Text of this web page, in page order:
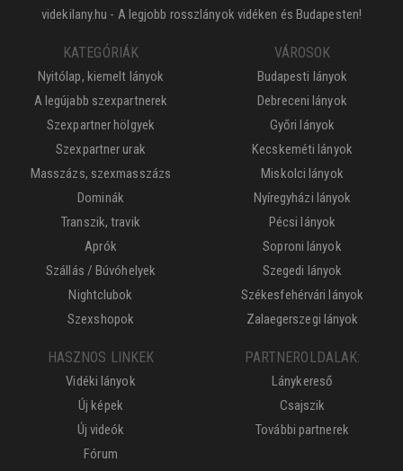
videkilany.hu - A legjobb rosszlányok vidéken és Budapesten!
KATEGÓRIÁK
Nyitólap, kiemelt lányok
A legújabb szexpartnerek
Szexpartner hölgyek
Szexpartner urak
Masszázs, szexmasszázs
Dominák
Transzik, travik
Aprók
Szállás / Búvóhelyek
Nightclubok
Szexshopok
VÁROSOK
Budapesti lányok
Debreceni lányok
Győri lányok
Kecskeméti lányok
Miskolci lányok
Nyíregyházi lányok
Pécsi lányok
Soproni lányok
Szegedi lányok
Székesfehérvári lányok
Zalaegerszegi lányok
HASZNOS LINKEK
Vidéki lányok
Új képek
Új videók
Fórum
PARTNEROLDALAK:
Lánykereső
Csajszik
További partnerek